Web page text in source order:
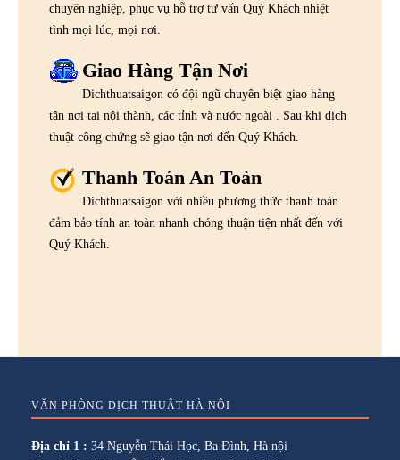
chuyên nghiệp, phục vụ hỗ trợ tư vấn Quý Khách nhiệt
tình mọi lúc, mọi nơi.
Giao Hàng Tận Nơi
Dichthuatsaigon có đội ngũ chuyên biệt giao hàng
tận nơi tại nội thành, các tỉnh và nước ngoài . Sau khi dịch
thuật công chứng sẽ giao tận nơi đến Quý Khách.
Thanh Toán An Toàn
Dichthuatsaigon với nhiều phương thức thanh toán
đảm bảo tính an toàn nhanh chóng thuận tiện nhất đến với
Quý Khách.
VĂN PHÒNG DỊCH THUẬT HÀ NỘI
Địa chỉ 1 : 34 Nguyễn Thái Học, Ba Đình, Hà nội